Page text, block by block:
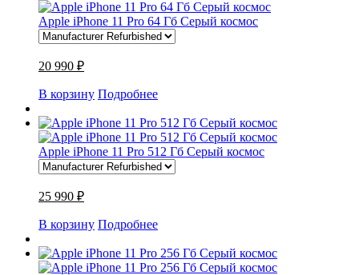
Apple iPhone 11 Pro 64 Гб Серый космос
20 990 ₽
В корзину Подробнее
Apple iPhone 11 Pro 512 Гб Серый космос
25 990 ₽
В корзину Подробнее